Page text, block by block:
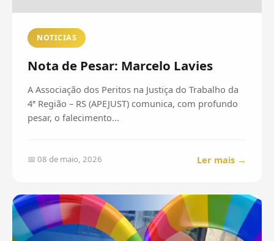
NOTICIAS
Nota de Pesar: Marcelo Lavies
A Associação dos Peritos na Justiça do Trabalho da
4ª Região – RS (APEJUST) comunica, com profundo
pesar, o falecimento...
📅 08 de maio, 2026 Ler mais →